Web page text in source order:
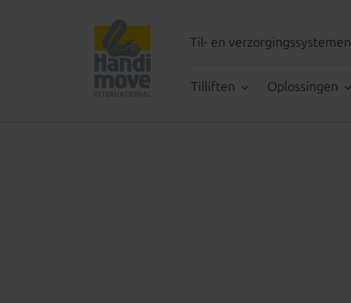
Til- en verzorgingssystemen
Tilliften Oplossingen